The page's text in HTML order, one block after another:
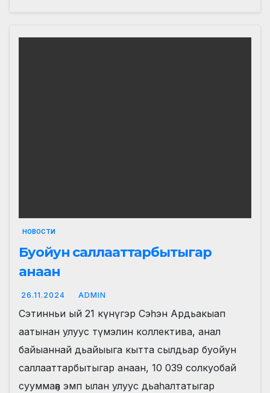
НОВОСТИ
Буойун саллааттарбытыгар
анаан
26.11.2024 ADMIN
Сэтинньи ый 21 күнүгэр Сэһэн Ардьакыап
аатынан улуус түмэлин коллектива, анал
байыаннай дьайыыга кытта сылдьар буойун
саллааттарбытыгар анаан, 10 039 солкуобай
сууммаҕа эмп ылан улуус дьаһалтатыгар